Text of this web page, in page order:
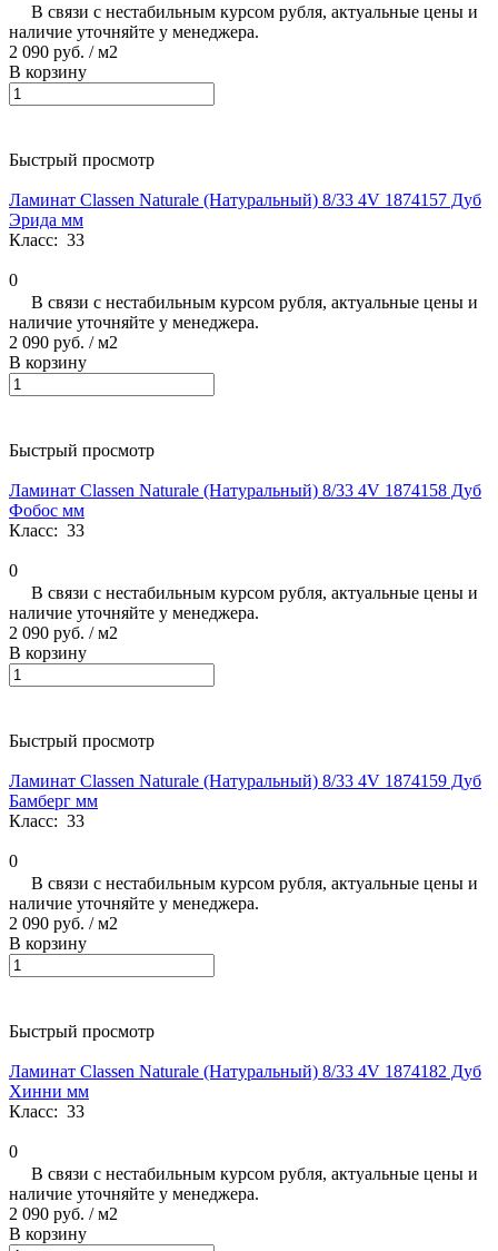
В связи с нестабильным курсом рубля, актуальные цены и
наличие уточняйте у менеджера.
2 090 руб. / м2
В корзину
Быстрый просмотр
Ламинат Classen Naturale (Натуральный) 8/33 4V 1874157 Дуб
Эрида мм
Класс: 33
0
В связи с нестабильным курсом рубля, актуальные цены и
наличие уточняйте у менеджера.
2 090 руб. / м2
В корзину
Быстрый просмотр
Ламинат Classen Naturale (Натуральный) 8/33 4V 1874158 Дуб
Фобос мм
Класс: 33
0
В связи с нестабильным курсом рубля, актуальные цены и
наличие уточняйте у менеджера.
2 090 руб. / м2
В корзину
Быстрый просмотр
Ламинат Classen Naturale (Натуральный) 8/33 4V 1874159 Дуб
Бамберг мм
Класс: 33
0
В связи с нестабильным курсом рубля, актуальные цены и
наличие уточняйте у менеджера.
2 090 руб. / м2
В корзину
Быстрый просмотр
Ламинат Classen Naturale (Натуральный) 8/33 4V 1874182 Дуб
Хинни мм
Класс: 33
0
В связи с нестабильным курсом рубля, актуальные цены и
наличие уточняйте у менеджера.
2 090 руб. / м2
В корзину